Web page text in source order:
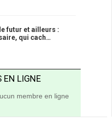
futur et ailleurs :
qui cach…
EN LIGNE
membre en ligne